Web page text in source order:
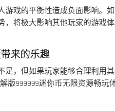
游戏的平衡性造成负面影响。
，将极大影响其他玩家的游戏
来的乐趣
足，但如果玩家能够合理利用
版999999迷你币无限资源畅玩